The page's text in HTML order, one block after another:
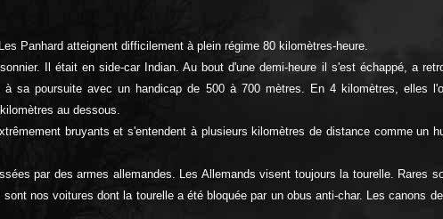
Panhard atteignent difficilement à plein régime 80 kilomètres-heure.
Il était en side-car Indian. Au bout d'une demi-heure il s'est échappé, a
sa poursuite avec un handicap de 500 à 700 mètres. En 4 kilomètres, elles
au dessous.
bruyants et s'entendent à plusieurs kilomètres de distance comme un
par des armes allemandes. Les Allemands visent toujours la tourelle. Rares
nos voitures dont la tourelle a été bloquée par un obus anti-char. Les canons